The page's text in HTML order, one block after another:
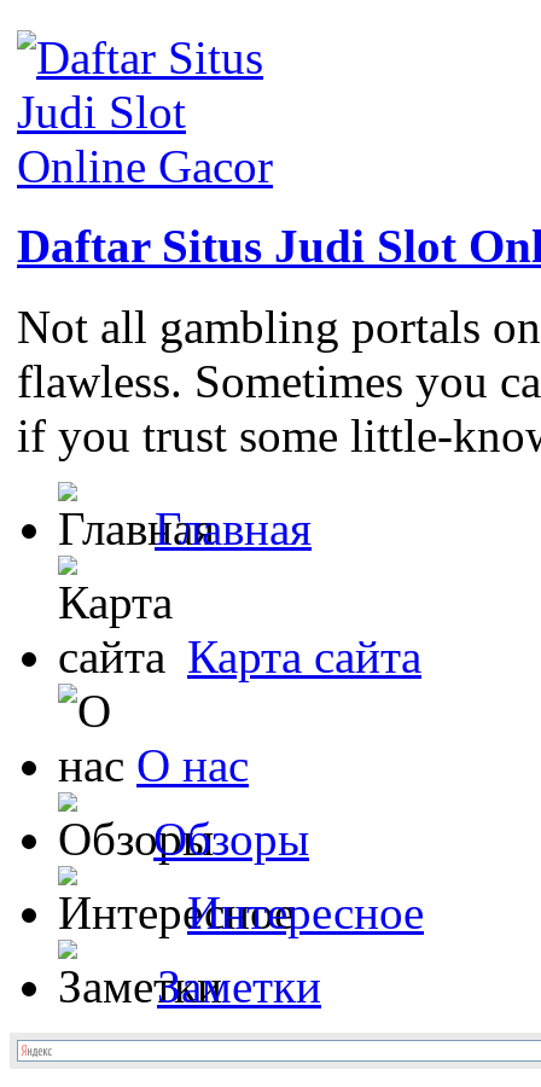
Daftar Situs Judi Slot
Not all gambling portals
flawless. Sometimes you
if you trust some little-
Главная
Карта сайта
О нас
Обзоры
Интересное
Заметки